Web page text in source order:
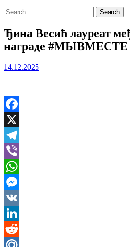
Search
for:
Ђина Весић лауреат
награде #МЫВМЕСТЕ
14.12.2025
Facebook
X
Telegram
Viber
WhatsApp
Messenger
VK
LinkedIn
Reddit